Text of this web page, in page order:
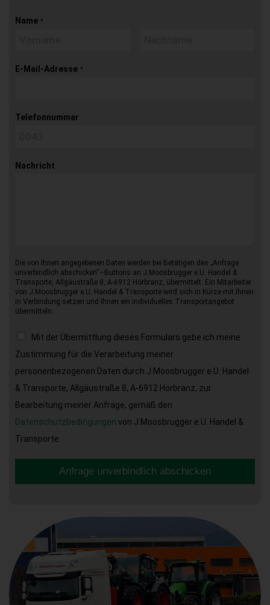
Name *
E-Mail-Adresse *
Telefonnummer
Nachricht
Die von Ihnen angegebenen Daten werden bei Betätigen des „Anfrage
unverbindlich abschicken“–Buttons an J.Moosbrugger e.U. Handel &
Transporte, Allgäustraße 8, A-6912 Hörbranz, übermittelt. Ein Mitarbeiter
von J.Moosbrugger e.U. Handel & Transporte wird sich in Kürze mit Ihnen
in Verbindung setzen und Ihnen ein individuelles Transportangebot
übermitteln.
Mit der Übermittlung dieses Formulars gebe ich meine
Zustimmung für die Verarbeitung meiner
personenbezogenen Daten durch J.Moosbrugger e.U. Handel
& Transporte, Allgäustraße 8, A-6912 Hörbranz, zur
Bearbeitung meiner Anfrage, gemäß den
Datenschutzbedingungen von J.Moosbrugger e.U. Handel &
Transporte.
Anfrage unverbindlich abschicken